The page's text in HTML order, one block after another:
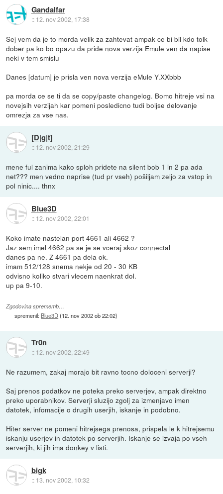
Gandalfar
:: 12. nov 2002, 17:38
Sej vem da je to morda velik za zahtevat ampak ce bi bil kdo tolk
dober pa ko bo opazu da pride nova verzija Emule ven da napise
neki v tem smislu
Danes [datum] je prisla ven nova verzija eMule Y.XXbbb
pa morda ce se ti da se copy/paste changelog. Bomo hitreje vsi na
novejsih verzijah kar pomeni posledicno tudi boljse delovanje
omrezja za vse nas.
[D|g|t]
:: 12. nov 2002, 21:29
mene ful zanima kako sploh pridete na silent bob 1 in 2 pa ada
net??? men vedno naprise (tud pr vseh) pošiljam zeljo za vstop in
pol ninic.... thnx
Blue3D
:: 12. nov 2002, 22:01
Koko imate nastelan port 4661 ali 4662 ?
Jaz sem imel 4662 pa se je se vceraj skoz connectal
danes pa ne. Z 4661 pa dela ok.
imam 512/128 snema nekje od 20 - 30 KB
odvisno koliko stvari vlecem naenkrat dol.
up pa 9-10.
Zgodovina sprememb…
spremenil: Blue3D(12. nov 2002 ob 22:02)
Tr0n
:: 12. nov 2002, 22:49
Ne razumem, zakaj morajo bit ravno tocno doloceni serverji?
Saj prenos podatkov ne poteka preko serverjev, ampak direktno
preko uporabnikov. Serverji sluzijo zgolj za izmenjavo imen
datotek, infomacije o drugih userjih, iskanje in podobno.
Hiter server ne pomeni hitrejsega prenosa, prispela le k hitrejsemu
iskanju userjev in datotek po serverjih. Iskanje se izvaja po vseh
serverjih, ki jih ima donkey v listi.
bigk
:: 13. nov 2002, 10:32